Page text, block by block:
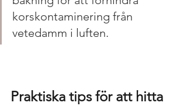
korskontaminering från
vetedamm i luften.
Praktiska tips för att hitta